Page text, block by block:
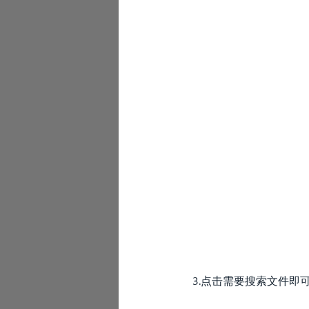
3.点击需要搜索文件即